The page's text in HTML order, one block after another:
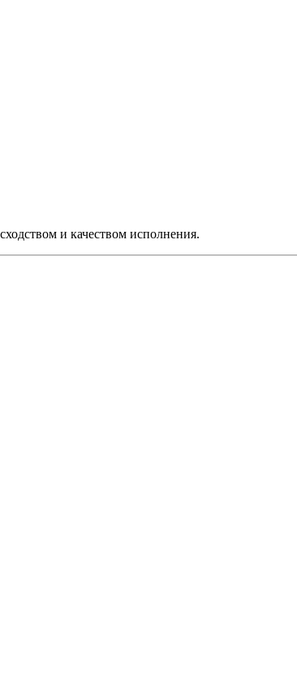
и качеством исполнения.